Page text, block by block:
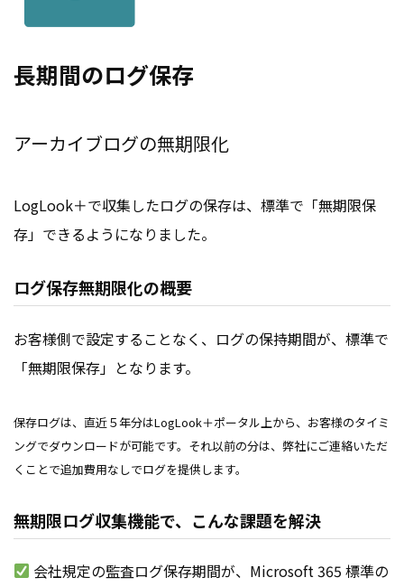
長期間のログ保存
アーカイブログの無期限化
LogLook＋で収集したログの保存は、標準で「無期限保
存」できるようになりました。
ログ保存無期限化の概要
お客様側で設定することなく、ログの保持期間が、標準で
「無期限保存」となります。
保存ログは、直近５年分はLogLook＋ポータル上から、お客様のタイミ
ングでダウンロードが可能です。それ以前の分は、弊社にご連絡いただ
くことで追加費用なしでログを提供します。
無期限ログ収集機能で、こんな課題を解決
会社規定の監査ログ保存期間が、Microsoft 365 標準の